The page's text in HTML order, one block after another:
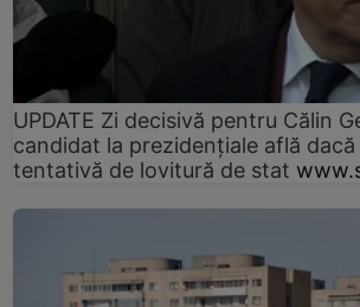
UPDATE Zi decisivă pentru Călin
candidat la prezidențiale află
tentativă de lovitură de stat